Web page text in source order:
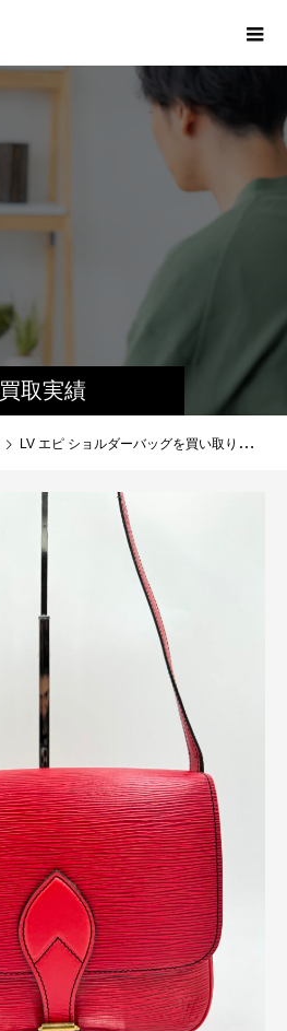
買取実績
LV エピ ショルダーバッグを買い取りしました！